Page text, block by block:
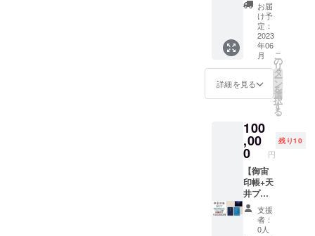
か所朱
印可能
※表面保
護用透
明ビ
ニール
カバー
付 小さ
と同じ
大きさ
です。
セット
と、オ
リジナ
ルス
テッ
カーの
セット
です。
162mm
x 横112
ｍｍ x
厚さ140
ｍｍ
重さ約
150g）
（オリ
ジナル
ステッ
（ダー
クブ
ルー）
（スカ
イブ
ルー）
ｘ各1冊
+オリジ
ナルス
カーx1
枚+人工
衛星か
るたx1
セット
+天井プ
ラネタ
リウム
（1投
影）』
お届
け予
定：
2023
年06
月
詳細を見る
こ
の
リ
タ
ー
ン
を
選
択
す
る
100
,00
0 円
残り10
【御宙
印帳+天
井プラ
ネタリ
ウム
（プラ
支援
者：
0人